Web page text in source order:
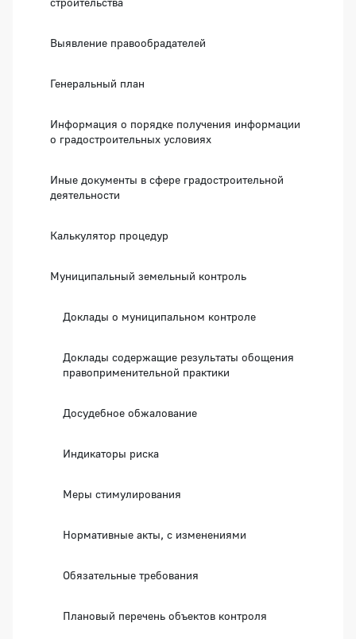
Выявление правообрадателей
Генеральный план
Информация о порядке получения информации
о градостроительных условиях
Иные документы в сфере градостроительной
деятельности
Калькулятор процедур
Муниципальный земельный контроль
Доклады о муниципальном контроле
Доклады содержащие результаты обощения
правоприменительной практики
Досудебное обжалование
Индикаторы риска
Меры стимулирования
Нормативные акты, с изменениями
Обязательные требования
Плановый перечень объектов контроля